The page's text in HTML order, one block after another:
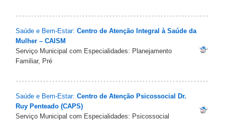
Saúde e Bem-Estar: Centro de Atenção Integral à Saúde da
Mulher – CAISM
Serviço Municipal com Especialidades: Planejamento
Familiar, Pré
Saúde e Bem-Estar: Centro de Atenção Psicossocial Dr.
Ruy Penteado (CAPS)
Serviço Municipal com Especialidades: Psicossocial